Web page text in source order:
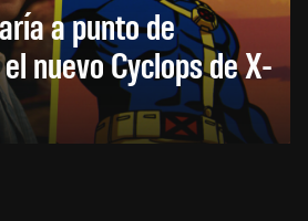
a punto de
nuevo Cyclops de X-